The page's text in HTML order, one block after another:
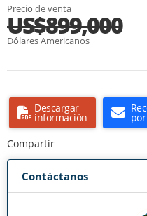
Precio de venta
US$899,000
Dólares Americanos
Descargar
información
Compartir
Contáctanos